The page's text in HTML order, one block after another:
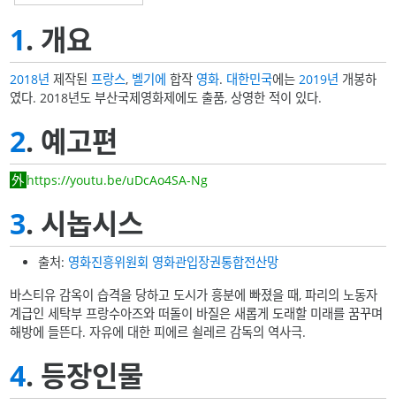
1. 개요
2018년 제작된 프랑스, 벨기에 합작 영화. 대한민국에는 2019년 개봉하
였다. 2018년도 부산국제영화제에도 출품, 상영한 적이 있다.
2. 예고편
https://youtu.be/uDcAo4SA-Ng
3. 시놉시스
출처: 영화진흥위원회 영화관입장권통합전산망
바스티유 감옥이 습격을 당하고 도시가 흥분에 빠졌을 때, 파리의 노동자
계급인 세탁부 프랑수아즈와 떠돌이 바질은 새롭게 도래할 미래를 꿈꾸며
해방에 들뜬다. 자유에 대한 피에르 쇨레르 감독의 역사극.
4. 등장인물